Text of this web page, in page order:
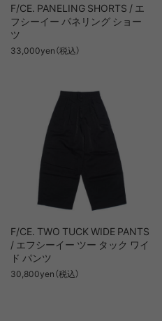
F/CE. PANELING SHORTS / エ
フシーイー パネリング ショー
ツ
33,000yen（税込）
F/CE. TWO TUCK WIDE PANTS
/ エフシーイー ツー タック ワイ
ド パンツ
30,800yen（税込）